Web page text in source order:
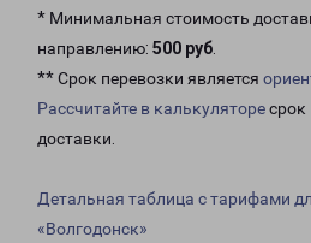
* Минимальная стоимость
направлению: 500 руб.
** Срок перевозки является
Рассчитайте в калькуляторесрок
доставки.
Детальная таблица с тарифами
«Волгодонск»